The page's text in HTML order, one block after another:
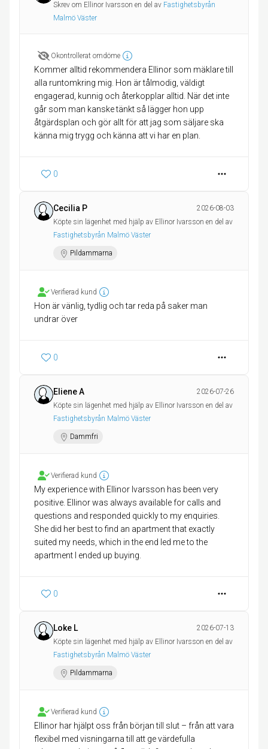
Skrev om Ellinor Ivarsson en del av Fastighetsbyrån
Malmö Väster
Okontrollerat omdöme
Kommer alltid rekommendera Ellinor som mäklare till
alla runtomkring mig. Hon är tålmodig, väldigt
engagerad, kunnig och återkopplar alltid. När det inte
går som man kanske tänkt så lägger hon upp
åtgärdsplan och gör allt för att jag som säljare ska
känna mig trygg och känna att vi har en plan.
0
Cecilia P
2026-08-03
Köpte sin lägenhet med hjälp av Ellinor Ivarsson en del av
Fastighetsbyrån Malmö Väster
Pildammarna
Verifierad kund
Hon är vänlig, tydlig och tar reda på saker man
undrar över
0
Eliene A
2026-07-26
Köpte sin lägenhet med hjälp av Ellinor Ivarsson en del av
Fastighetsbyrån Malmö Väster
Dammfri
Verifierad kund
My experience with Ellinor Ivarsson has been very
positive. Ellinor was always available for calls and
questions and responded quickly to my enquiries.
She did her best to find an apartment that exactly
suited my needs, which in the end led me to the
apartment I ended up buying.
0
Loke L
2026-07-13
Köpte sin lägenhet med hjälp av Ellinor Ivarsson en del av
Fastighetsbyrån Malmö Väster
Pildammarna
Verifierad kund
Ellinor har hjälpt oss från början till slut – från att vara
flexibel med visningarna till att ge värdefulla